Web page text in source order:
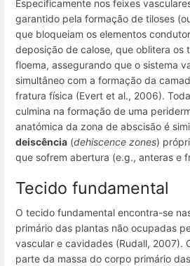
Especificamente nos feixes
garantido pela formação de tiloses
que bloqueiam os elementos
deposição de calose, que oblitera os
floema, assegurando que o sistema
simultâneo com a formação da
fratura física (Evert et al., 2006).
culmina na formação de uma
anatómica da zona de abscisão é
deiscência (dehiscence zones)
que sofrem abertura (e.g., anteras e
Tecido fundamental
O tecido fundamental encontra-se
primário das plantas não ocupadas
vascular e cavidades (Rudall, 2007).
parte da massa do corpo primário